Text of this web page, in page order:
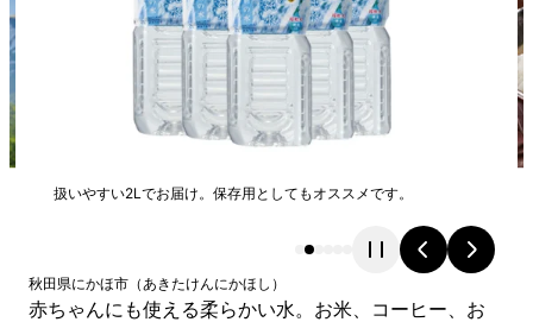
扱いやすい2Lでお届け。保存用としてもオススメです。
秋田県にかほ市 （あきたけんにかほし ）
赤ちゃんにも使える柔らかい水。お米、コーヒー、お